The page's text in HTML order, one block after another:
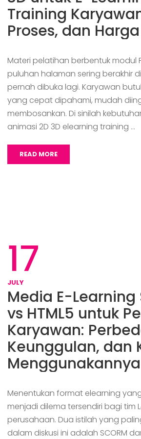
Training
Proses, dan
Materi pelatihan berbentuk modul
puluhan halaman sering berakhir
pernah dibuka lagi. Karyawan
yang cepat dipahami, mudah
membosankan. Di sinilah
animasi 2D 3D elearning training …
READ MORE
17
JULY
Media E-Learning
vs HTML5 untuk
Karyawan:
Keunggulan, dan
Menggunakannya
Menentukan format elearning
menjadi dilema tersendiri bagi tim
perusahaan. Dua istilah yang
dalam diskusi ini adalah SCORM